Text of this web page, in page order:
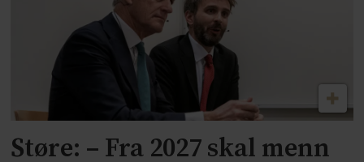
Støre: – Fra 2027 skal menn